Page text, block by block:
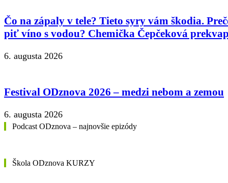
Čo na zápaly v tele? Tieto syry vám škodia.
piť víno s vodou? Chemička Čepčeková
6. augusta 2026
Festival ODznova 2026 – medzi nebom a zemou
6. augusta 2026
Podcast ODznova – najnovšie epizódy
Škola ODznova KURZY